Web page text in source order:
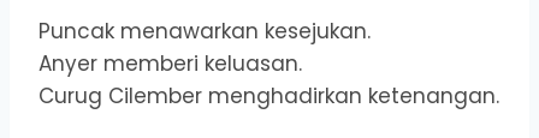
Puncak menawarkan kesejukan.
Anyer memberi keluasan.
Curug Cilember menghadirkan ketenangan.